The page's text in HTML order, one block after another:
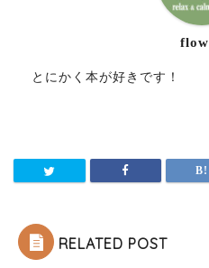
とにかく本が好きです！
RELATED POST